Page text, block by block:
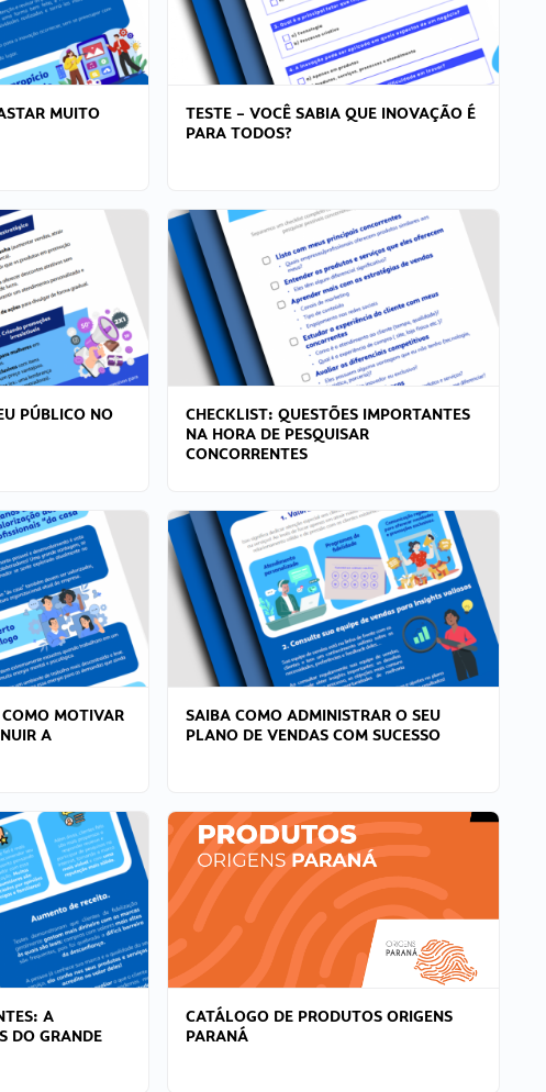
MUITO
TESTE – VOCÊ SABIA QUE INOVAÇÃO É
PARA TODOS?
PÚBLICO NO
CHECKLIST: QUESTÕES IMPORTANTES
NA HORA DE PESQUISAR
CONCORRENTES
MOTIVAR
A
SAIBA COMO ADMINISTRAR O SEU
PLANO DE VENDAS COM SUCESSO
A
DO GRANDE
CATÁLOGO DE PRODUTOS ORIGENS
PARANÁ